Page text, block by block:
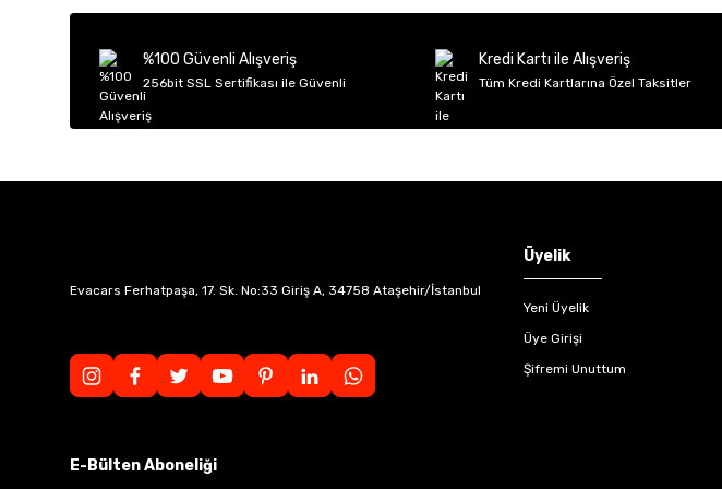
Ürün fiyatı diğer sitelerden daha pahalı.
Bu ürüne benzer farklı alternatifler olmalı.
%100 Güvenli Alışveriş
256bit SSL Sertifikası ile Güvenli
Kredi Kartı ile Alışveriş
Tüm Kredi Kartlarına Özel Taksitler
Evacars Ferhatpaşa, 17. Sk. No:33 Giriş A, 34758 Ataşehir/İstanbul
Üyelik
Yeni Üyelik
Üye Girişi
Şifremi Unuttum
E-Bülten Aboneliği